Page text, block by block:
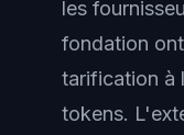
les
fondation
tarification à
tokens.